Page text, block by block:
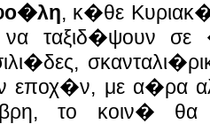
, κ�θε
ταξιδ�ψουν
εποχ�ν, με α�ρα
το κοιν� θα